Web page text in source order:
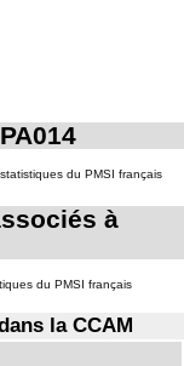
du PMSI français
à
du PMSI français
la CCAM